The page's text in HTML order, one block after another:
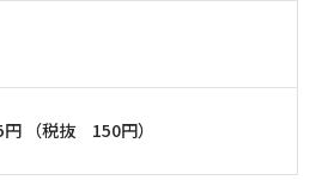
（税抜 150円）